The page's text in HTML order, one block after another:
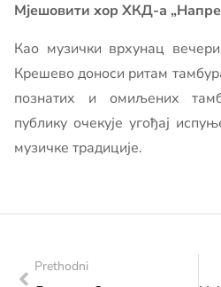
Мјешовити хор ХКД-а
Као музички врхунац
Крешево доноси ритам
познатих и омиљених
публику очекује угођај
музичке традиције.
Prethodni